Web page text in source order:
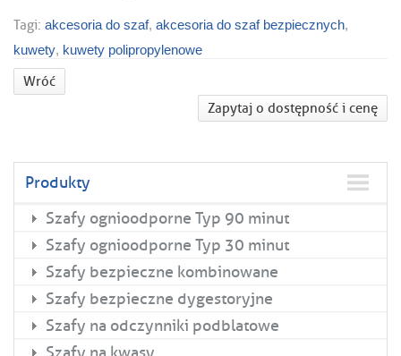
Tagi: akcesoria do szaf, akcesoria do szaf bezpiecznych,
kuwety, kuwety polipropylenowe
Wróć
Zapytaj o dostępność i cenę
Produkty
Szafy ognioodporne Typ 90 minut
Szafy ognioodporne Typ 30 minut
Szafy bezpieczne kombinowane
Szafy bezpieczne dygestoryjne
Szafy na odczynniki podblatowe